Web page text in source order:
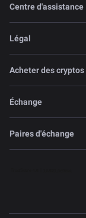
Centre d'assistance
Légal
Acheter des cryptos
Échange
Paires d'échange